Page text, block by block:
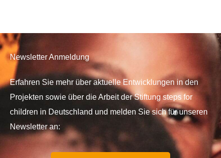
Newsletter Anmeldung
Erfahren Sie mehr über aktuelle Entwicklungen in den
Projekten sowie über die Arbeit der Stiftung steps for
children in Deutschland und melden Sie sich für unseren
Newsletter an: